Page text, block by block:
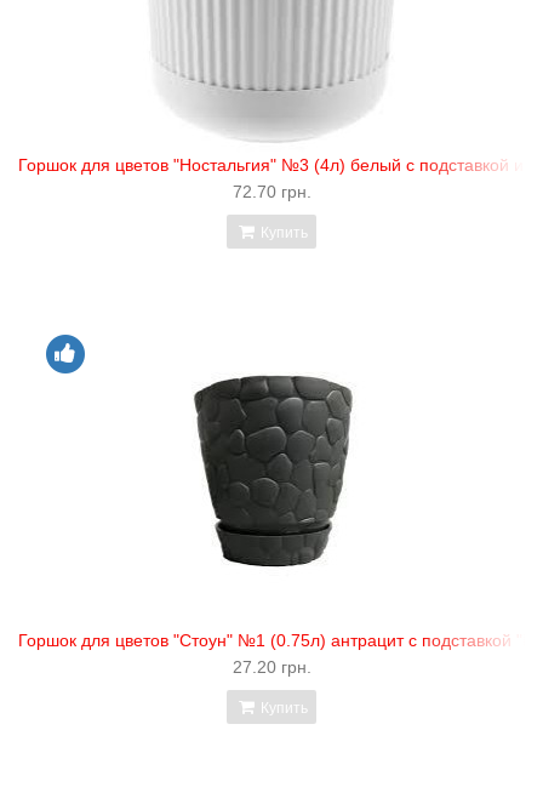
Горшок для цветов "Ностальгия" №3 (4л) белый с подставкой и
72.70 грн.
Купить
Горшок для цветов "Стоун" №1 (0.75л) антрацит с подставкой
27.20 грн.
Купить